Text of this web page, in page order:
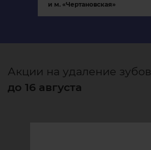
и м. «Чертановская»
Акции на удаление зубов
до 16 августа